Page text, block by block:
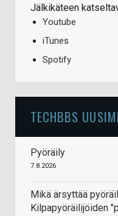
Jälkikäteen
Youtube
iTunes
Spotify
TECHBBS
Pyöräily
7.8.2026
Mikä ärsyttää
Kilpapyöräilijöiden